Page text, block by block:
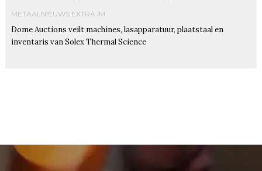
METAALNIEUWS EXTRA IM
Dome Auctions veilt machines, lasapparatuur, plaatstaal en
inventaris van Solex Thermal Science